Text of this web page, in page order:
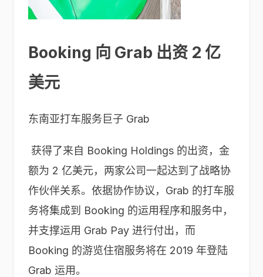
Booking 向 Grab 出资 2 亿
美元
东南亚打车服务巨子 Grab
获得了来自 Booking Holdings 的出资，金
额为 2 亿美元，两家公司一起达到了战略协
作伙伴关系。依据协作协议，Grab 的打车服
务将集成到 Booking 的运用程序和服务中，
并支撑运用 Grab Pay 进行付出，而
Booking 的游览住宿服务将在 2019 年登陆
Grab 运用。